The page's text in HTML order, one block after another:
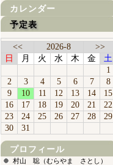
カレンダー
予定表
<< 2026-8
>>
日
月 火 水 木 金
土
1
2
3 4 5 6 7
8
9
10 11 12 13 14
15
16
17 18 19 20 21
22
23
24 25 26 27 28
29
30
31
プロフィール
村山 聡（むらやま さとし）